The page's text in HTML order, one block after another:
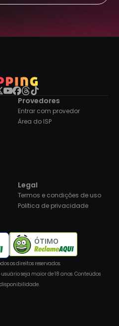
Provedores
Entrar com provedor
Área do ISP
Legal
Termos e condições de uso
Política de privacidade
ÓTIMO
os direitos reservados.
seja maior de 18 anos. Conteúdos